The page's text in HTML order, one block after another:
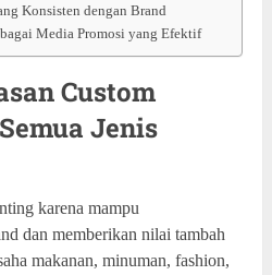
Konsisten dengan Brand
Media Promosi yang Efektif
Custom
Jenis
karena mampu
dan memberikan nilai tambah
makanan, minuman, fashion,